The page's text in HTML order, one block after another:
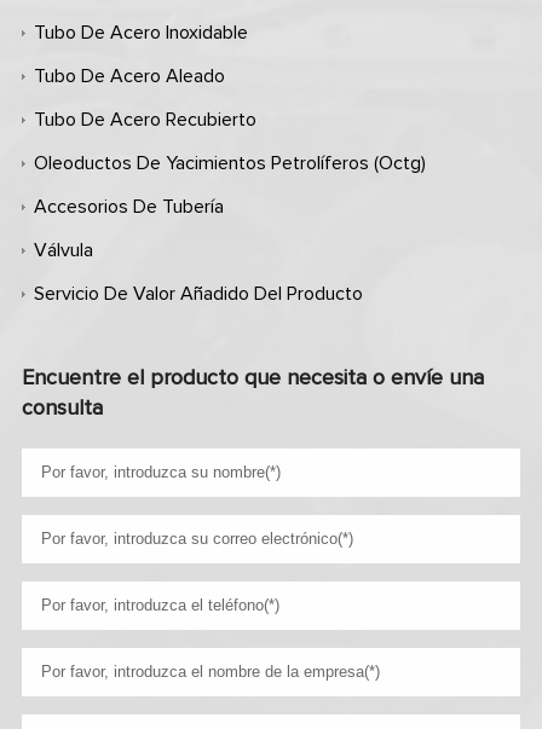
Tubo De Acero Inoxidable
Tubo De Acero Aleado
Tubo De Acero Recubierto
Oleoductos De Yacimientos Petrolíferos (octg)
Accesorios De Tubería
Válvula
Servicio De Valor Añadido Del Producto
Encuentre el producto que necesita o envíe una
consulta